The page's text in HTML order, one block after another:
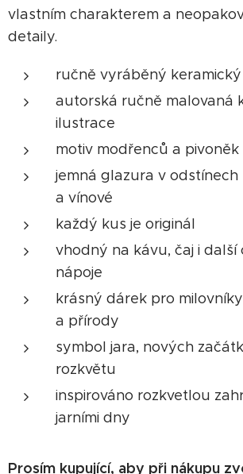
vlastním charakterem a
detaily.
ručně vyráběný
autorská ručně malovaná
ilustrace
motiv modřenců a pivoněk
jemná glazura v odstínech
a vínové
každý kus je originál
vhodný na kávu, čaj i další
nápoje
krásný dárek pro
a přírody
symbol jara, nových
rozkvětu
inspirováno rozkvetlou
jarními dny
Prosím kupující, aby při nákupu